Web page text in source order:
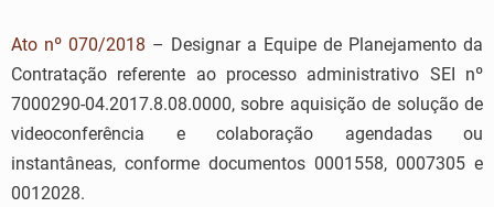
Ato nº 070/2018 – Designar a Equipe de Planejamento da
Contratação referente ao processo administrativo SEI nº
7000290-04.2017.8.08.0000, sobre aquisição de solução de
videoconferência e colaboração agendadas ou
instantâneas, conforme documentos 0001558, 0007305 e
0012028.